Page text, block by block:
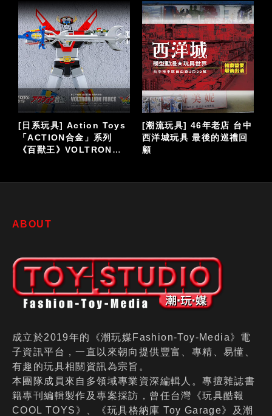
[日系玩具] 史上最傑出合
金玩具VOLTES V波羅五
號 改編真人版影集
[潮流玩具] POP MART泡
泡瑪特《THE
MONSTERS × 橫山 宏
ABOUT
成立於2019年的《潮玩媒Fashion-Toy-Media》電
子資訊平台，一直以來朝向提供豐富、專精、易懂、
有趣的玩具相關資訊為宗旨。
本團隊成員來自多領域專業資深編輯人。專擅雜誌書
籍專刊編輯製作及專案採訪，曾任台灣《玩具酷報
COOL TOYS》、《玩具格納庫 Toy Garage》及潮